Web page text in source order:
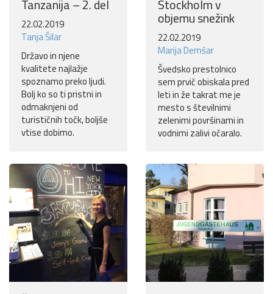
Tanzanija – 2. del
22.02.2019
Tanja Šilar
Državo in njene
kvalitete najlažje
spoznamo preko ljudi.
Bolj ko so ti pristni in
odmaknjeni od
turističnih točk, boljše
vtise dobimo.
Stockholm v
objemu snežink
22.02.2019
Marija Demšar
Švedsko prestolnico
sem prvič obiskala pred
leti in že takrat me je
mesto s številnimi
zelenimi površinami in
vodnimi zalivi očaralo.